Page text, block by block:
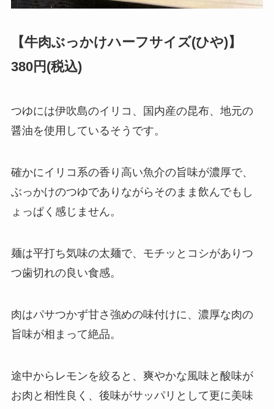
【牛肉ぶっかけハーフサイズ(ひや)】
380円(税込)
つゆには伊吹島のイリコ、国内産の昆布、地元の
醤油を使用しているそうです。
確かにイリコ系の香り高い魚介の旨味が濃厚で、
ぶっかけのつゆでありながらそのまま飲んでもし
ょっぱく感じません。
麺は平打ち気味の太麺で、モチッとコシがありつ
つ歯切れの良い食感。
肉はパサつかず甘さ強めの味付けに、濃厚な肉の
旨味が相まって絶品。
途中からレモンを絞ると、爽やかな風味と酸味が
お肉と相性良く、後味がサッパリとして更に美味